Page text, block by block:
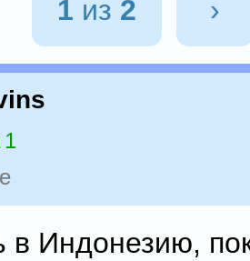
1 из 2 ›
в Индонезию,